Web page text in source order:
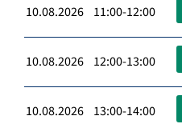
10.08.2026 11:00-12:00
10.08.2026 12:00-13:00
10.08.2026 13:00-14:00